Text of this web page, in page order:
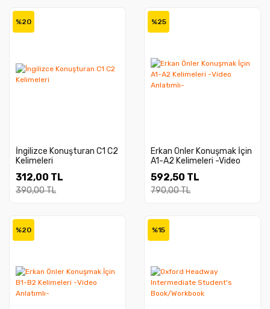
%20
İngilizce Konuşturan C1 C2
Kelimeleri
312,00 TL
390,00 TL
%25
Erkan Önler Konuşmak İçin
A1-A2 Kelimeleri -Video
592,50 TL
790,00 TL
%20 %15